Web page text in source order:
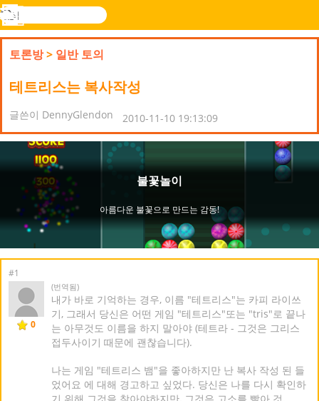
Novel
검
색
로그
메
뉴
토론방> 일반 토의
테트리스는 복사작성
글쓴이 DennyGlendon 2010-11-10 19:13:09
#1
0
(번역됨)
내가 바로 기억하는 경우, 이름 "테트리스"는 카피 라이쓰
기, 그래서 당신은 어떤 게임 "테트리스"또는 "tris"로 끝나
는 아무것도 이름을 하지 말아야 (테트라 - 그것은 그리스
접두사이기 때문에 괜찮습니다).
나는 게임 "테트리스 뱀"을 좋아하지만 난 복사 작성 된 들
었어요 에 대해 경고하고 싶었다. 당신은 나를 다시 확인하